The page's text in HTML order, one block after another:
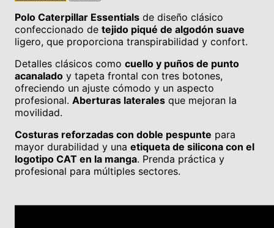
Polo Caterpillar Essentials de diseño clásico
confeccionado de tejido piqué de algodón suave
ligero, que proporciona transpirabilidad y confort.
Detalles clásicos como cuello y puños de punto
acanalado y tapeta frontal con tres botones,
ofreciendo un ajuste cómodo y un aspecto
profesional. Aberturas laterales que mejoran la
movilidad.
Costuras reforzadas con doble pespunte para
mayor durabilidad y una etiqueta de silicona con el
logotipo CAT en la manga. Prenda práctica y
profesional para múltiples sectores.